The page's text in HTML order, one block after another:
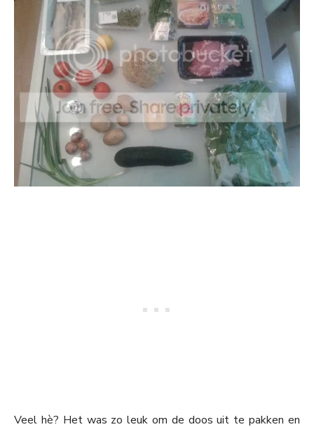
Veel hè? Het was zo leuk om de doos uit te pakken en